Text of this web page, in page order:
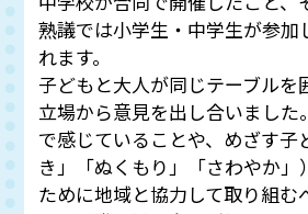
熟議では小学生・中学生が参加
れます。
子どもと大人が同じテーブルを
立場から意見を出し合いました
で感じていることや、めざす子
き」「ぬくもり」「さわやか」
ために地域と協力して取り組む